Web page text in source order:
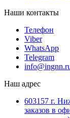
Наши контакты
Телефон
Viber
WhatsApp
Telegram
Наш адрес
603157 г.
заказов в